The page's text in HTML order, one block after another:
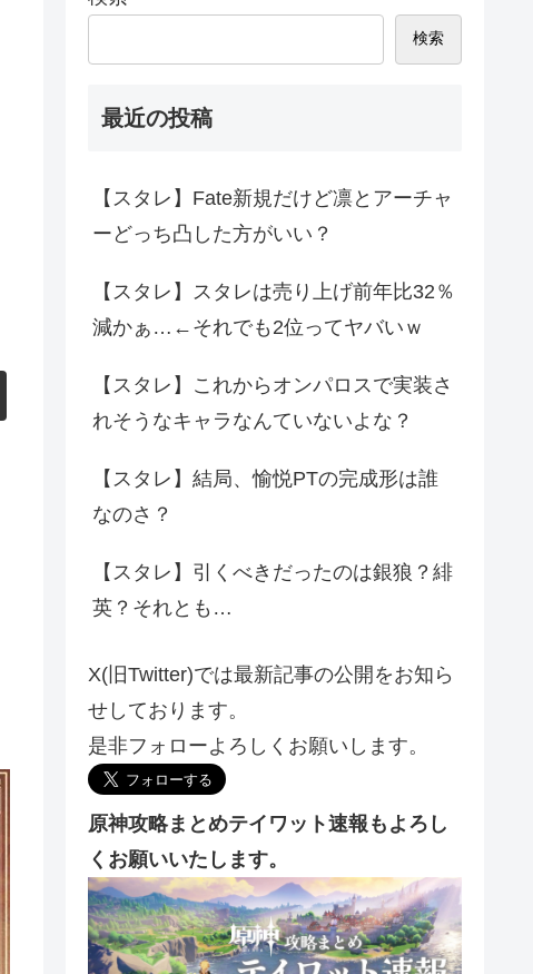
検索
最近の投稿
【スタレ】Fate新規だけど凛とアーチャ
ーどっち凸した方がいい？
【スタレ】スタレは売り上げ前年比32％
減かぁ…←それでも2位ってヤバいｗ
【スタレ】これからオンパロスで実装さ
れそうなキャラなんていないよな？
【スタレ】結局、愉悦PTの完成形は誰
なのさ？
【スタレ】引くべきだったのは銀狼？緋
英？それとも…
X(旧Twitter)では最新記事の公開をお知ら
せしております。
是非フォローよろしくお願いします。
原神攻略まとめテイワット速報もよろし
くお願いいたします。